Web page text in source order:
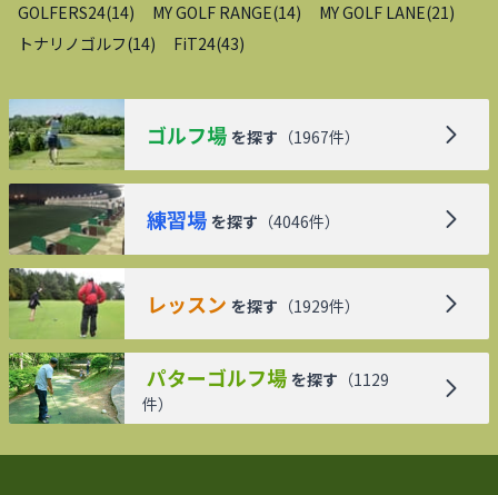
GOLFERS24(14) MY GOLF RANGE(14) MY GOLF LANE(21)
トナリノゴルフ(14) FiT24(43)
ゴルフ場 を探す （1967件）
練習場 を探す （4046件）
レッスン を探す （1929件）
パターゴルフ場 を探す （1129
件）